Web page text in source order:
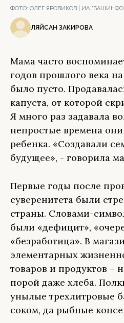
ФОТО: ОЛЕГ ЯРОВИКОВ | ИА
ЛЯЙСАН ЗАКИРОВА
Мама часто
годов прошлого века
было пусто.
капуста, от которой
Я много раз задавала
непростые времена
ребенка. «Создавали
будущее», - говорила
Первые годы после
суверенитета были
страны. Словами-
были «дефицит»,
«безработица». В
элементарных
товаров и продуктов –
порой даже хлеба.
унылые трехлитровые
соком, да рыбные